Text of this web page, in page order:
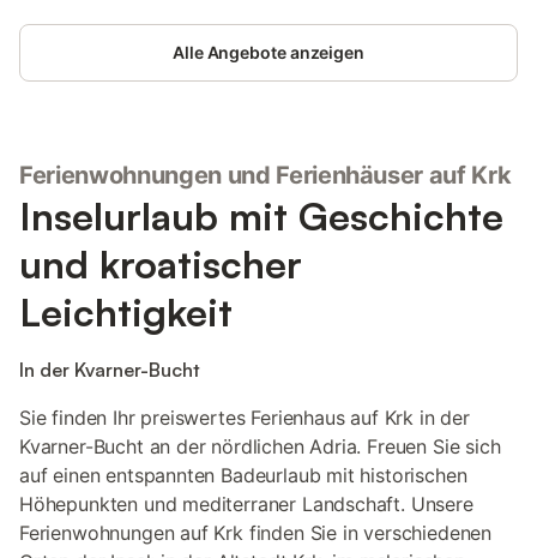
Alle Angebote anzeigen
Ferienwohnungen und Ferienhäuser auf Krk
Inselurlaub mit Geschichte
und kroatischer
Leichtigkeit
In der Kvarner-Bucht
Sie finden Ihr preiswertes Ferienhaus auf Krk in der
Kvarner-Bucht an der nördlichen Adria. Freuen Sie sich
auf einen entspannten Badeurlaub mit historischen
Höhepunkten und mediterraner Landschaft. Unsere
Ferienwohnungen auf Krk finden Sie in verschiedenen